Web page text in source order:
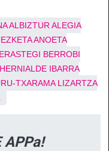
ALBIZTUR ALEGIA
ANOETA
BERROBI
HERNIALDE IBARRA
TXARAMA LIZARTZA
APPa!